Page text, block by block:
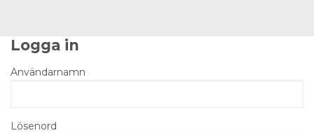
Logga in
Användarnamn
Lösenord